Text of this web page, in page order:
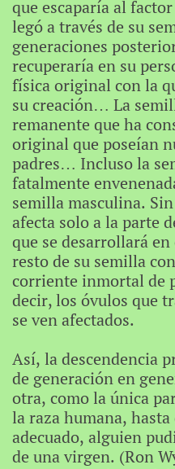
que escaparía al
legó a través de su
generaciones
recuperaría en su
física original con la
su creación… La
remanente que ha
original que poseían
padres… Incluso la
fatalmente
semilla masculina.
afecta solo a la parte
que se desarrollará
resto de su semilla
corriente inmortal de
decir, los óvulos que
se ven afectados.
Así, la descendencia
de generación en
otra, como la única
la raza humana,
adecuado, alguien
de una virgen. (Ron